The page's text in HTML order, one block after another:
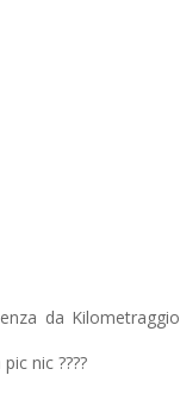
da Kilometraggio
nic ????